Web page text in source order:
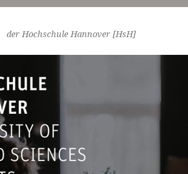
der Hochschule Hannover [HsH]